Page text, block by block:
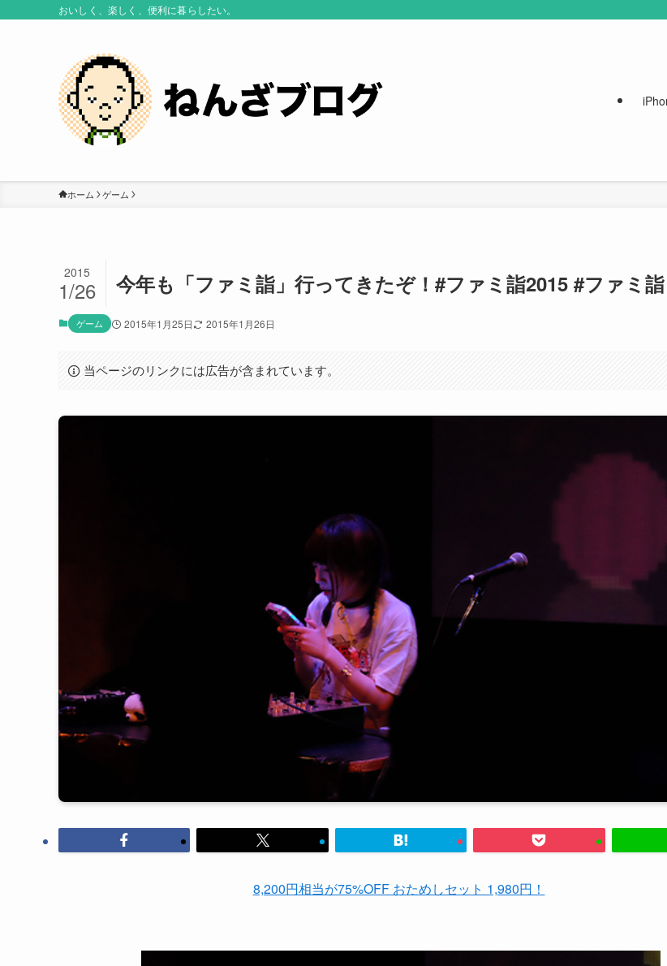
おいしく、楽しく、便利に暮らしたい。
ホーム ゲーム
今年も「ファミ詣」行ってきたぞ！#ファミ詣2015 #ファミ詣
2015
1/26
ゲーム 2015年1月25日 2015年1月26日
当ページのリンクには広告が含まれています。
8,200円相当が75%OFF おためしセット 1,980円！